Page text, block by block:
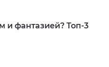
и фантазией? Топ-3